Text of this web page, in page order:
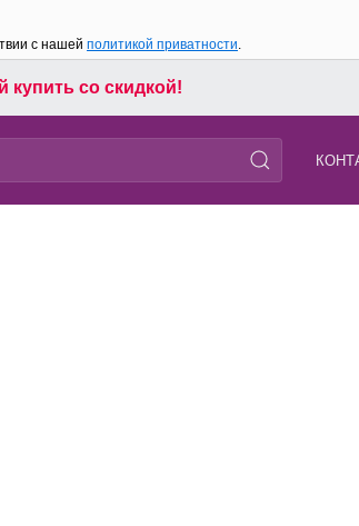
с нашей политикой приватности.
купить со скидкой!